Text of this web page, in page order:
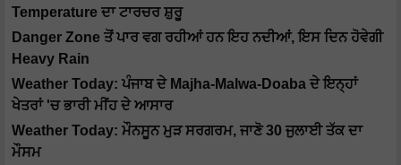
Temperature ਦਾ ਟਾਰਚਰ ਸ਼ੁਰੂ
Danger Zone ਤੋਂ ਪਾਰ ਵਗ ਰਹੀਆਂ ਹਨ ਇਹ ਨਦੀਆਂ, ਇਸ ਦਿਨ ਹੋਵੇਗੀ
Heavy Rain
Weather Today: ਪੰਜਾਬ ਦੇ Majha-Malwa-Doaba ਦੇ ਇਨ੍ਹਾਂ
ਖੇਤਰਾਂ 'ਚ ਭਾਰੀ ਮੀਂਹ ਦੇ ਆਸਾਰ
Weather Today: ਮੌਨਸੂਨ ਮੁੜ ਸਰਗਰਮ, ਜਾਣੋ 30 ਜੁਲਾਈ ਤੱਕ ਦਾ
ਮੌਸਮ